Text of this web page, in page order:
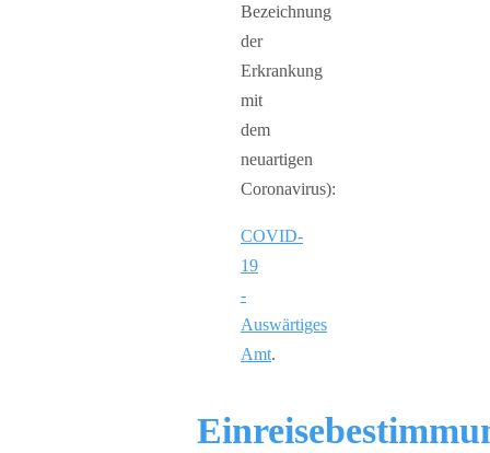
Bezeichnung
der
Erkrankung
mit
dem
neuartigen
Coronavirus):
COVID-
19
-
Auswärtiges
Amt.